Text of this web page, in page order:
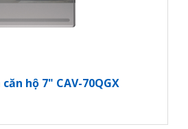
hộ 7" CAV-70QGX